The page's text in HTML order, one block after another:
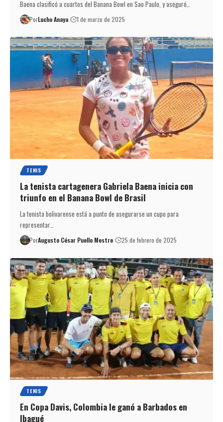
Baena clasificó a cuartos del Banana Bowl en Sao Paulo, y aseguró…
PorLucho Anaya 1 de marzo de 2025
TENIS
La tenista cartagenera Gabriela Baena inicia con
triunfo en el Banana Bowl de Brasil
La tenista bolivarense está a punto de asegurarse un cupo para
representar…
PorAugusto César Puello Mestre 25 de febrero de 2025
TENIS
En Copa Davis, Colombia le ganó a Barbados en
Ibagué